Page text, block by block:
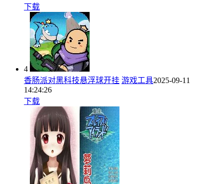
下载
4
香肠派对黑科技悬浮球开挂 游戏工具2025-09-11
14:24:26
下载